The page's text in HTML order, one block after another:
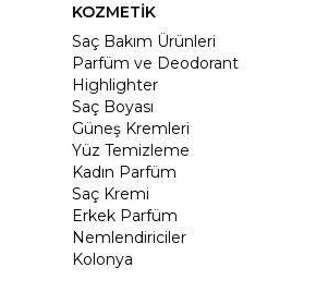
KOZMETİK
Saç Bakım Ürünleri
Parfüm ve Deodorant
Highlighter
Saç Boyası
Güneş Kremleri
Yüz Temizleme
Kadın Parfüm
Saç Kremi
Erkek Parfüm
Nemlendiriciler
Kolonya